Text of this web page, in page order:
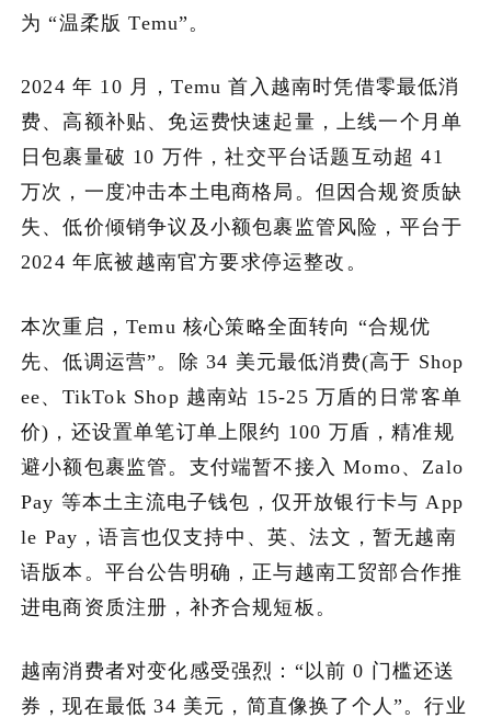
关于我们
加入潮域
为 “温柔版 Temu”。
2024 年 10 月，Temu 首入越南时凭借零最低消
费、高额补贴、免运费快速起量，上线一个月单
日包裹量破 10 万件，社交平台话题互动超 41
万次，一度冲击本土电商格局。但因合规资质缺
失、低价倾销争议及小额包裹监管风险，平台于
2024 年底被越南官方要求停运整改。
本次重启，Temu 核心策略全面转向 “合规优
先、低调运营”。除 34 美元最低消费(高于 Shop
ee、TikTok Shop 越南站 15-25 万盾的日常客单
价)，还设置单笔订单上限约 100 万盾，精准规
避小额包裹监管。支付端暂不接入 Momo、Zalo
Pay 等本土主流电子钱包，仅开放银行卡与 App
le Pay，语言也仅支持中、英、法文，暂无越南
语版本。平台公告明确，正与越南工贸部合作推
进电商资质注册，补齐合规短板。
越南消费者对变化感受强烈：“以前 0 门槛还送
券，现在最低 34 美元，简直像换了个人”。行业